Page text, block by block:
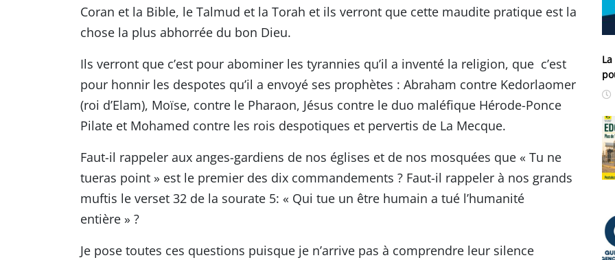
Coran et la Bible, le Talmud et la Torah et ils verront que cette maudite pratique est la
chose la plus abhorrée du bon Dieu.
Ils verront que c’est pour abominer les tyrannies qu’il a inventé la religion, que c’est
pour honnir les despotes qu’il a envoyé ses prophètes : Abraham contre Kedorlaomer
(roi d’Elam), Moïse, contre le Pharaon, Jésus contre le duo maléfique Hérode-Ponce
Pilate et Mohamed contre les rois despotiques et pervertis de La Mecque.
Faut-il rappeler aux anges-gardiens de nos églises et de nos mosquées que « Tu ne
tueras point » est le premier des dix commandements ? Faut-il rappeler à nos grands
muftis le verset 32 de la sourate 5: « Qui tue un être humain a tué l’humanité
entière » ?
Je pose toutes ces questions puisque je n’arrive pas à comprendre leur silence